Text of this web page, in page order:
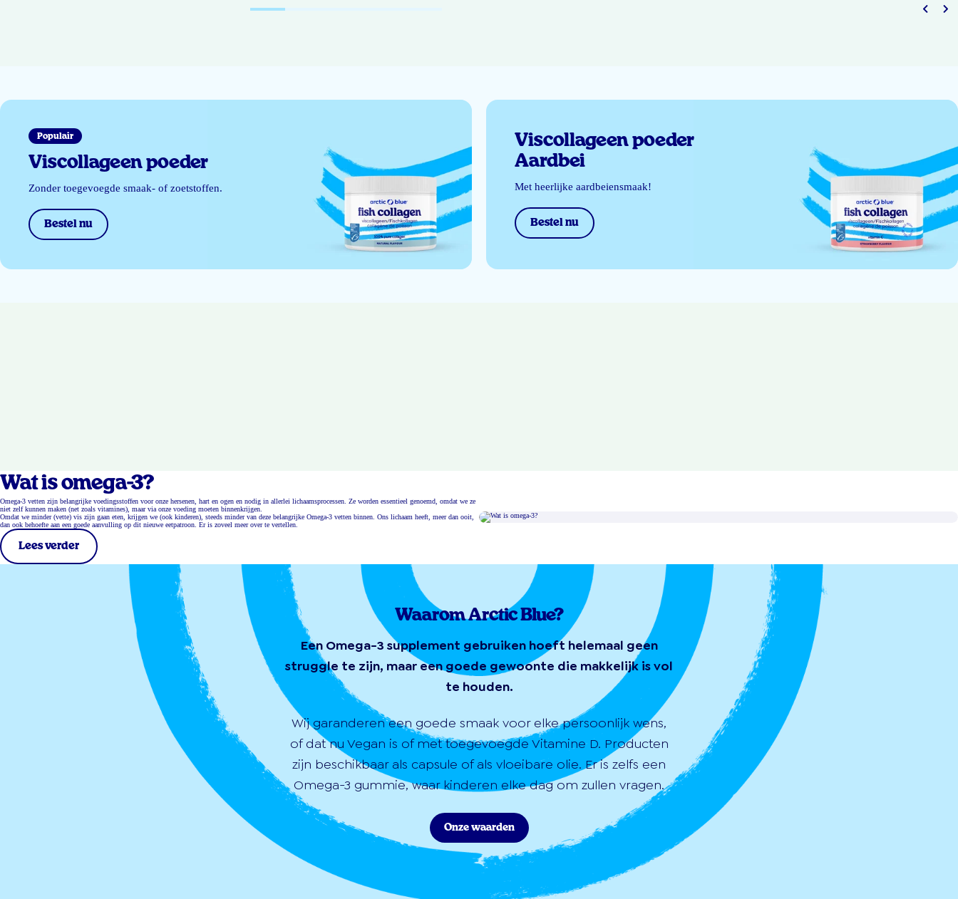
Populair
Viscollageen poeder
Zonder toegevoegde smaak- of zoetstoffen.
Bestel nu
Viscollageen poeder
Aardbei
Met heerlijke aardbeiensmaak!
Bestel nu
Wat is omega-3?
Omega-3 vetten zijn belangrijke voedingsstoffen voor onze hersenen, hart en ogen en nodig in allerlei lichaamsprocessen. Ze worden essentieel genoemd, omdat we ze
niet zelf kunnen maken (net zoals vitamines), maar via onze voeding moeten binnenkrijgen.
Omdat we minder (vette) vis zijn gaan eten, krijgen we (ook kinderen), steeds minder van deze belangrijke Omega-3 vetten binnen. Ons lichaam heeft, meer dan ooit,
dan ook behoefte aan een goede aanvulling op dit nieuwe eetpatroon. Er is zoveel meer over te vertellen.
Lees verder
Waarom Arctic Blue?
Een Omega-3 supplement gebruiken hoeft helemaal geen
struggle te zijn, maar een goede gewoonte die makkelijk is vol
te houden.
Wij garanderen een goede smaak voor elke persoonlijk wens,
of dat nu Vegan is of met toegevoegde Vitamine D. Producten
zijn beschikbaar als capsule of als vloeibare olie. Er is zelfs een
Omega-3 gummie, waar kinderen elke dag om zullen vragen.
Onze waarden